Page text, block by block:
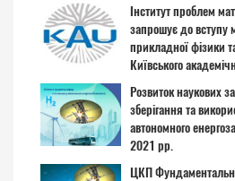
Інститут проблем
запрошує до вступу
прикладної фізики
Київського
Розвиток наукових
зберігання та
автономного
2021 рр.
ЦКП